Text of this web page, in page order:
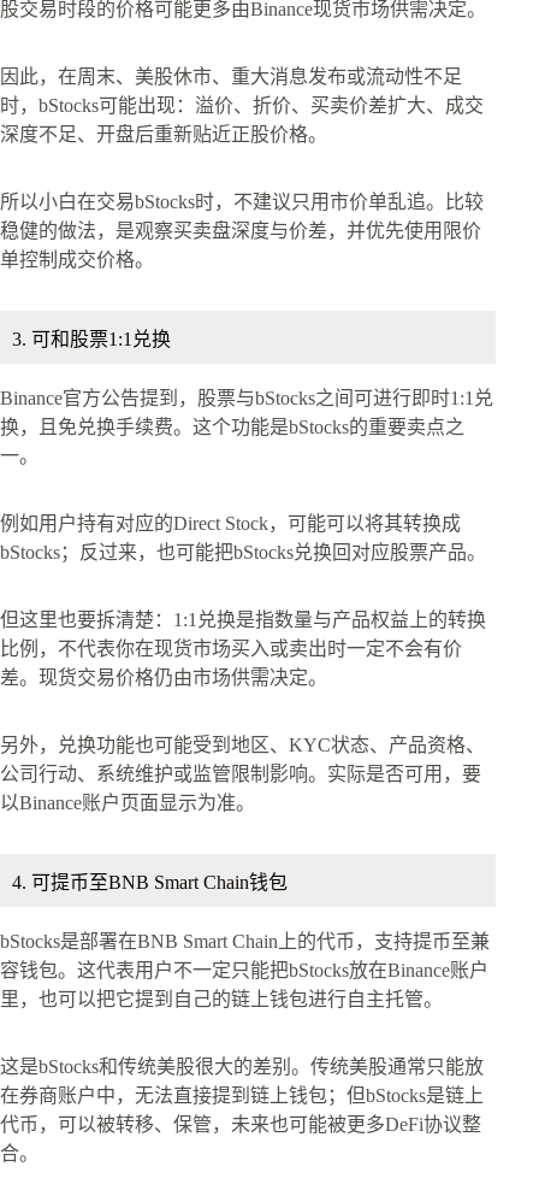
股交易时段的价格可能更多由Binance现货市场供需决定。
因此，在周末、美股休市、重大消息发布或流动性不足
时，bStocks可能出现：溢价、折价、买卖价差扩大、成交
深度不足、开盘后重新贴近正股价格。
所以小白在交易bStocks时，不建议只用市价单乱追。比较
稳健的做法，是观察买卖盘深度与价差，并优先使用限价
单控制成交价格。
3. 可和股票1:1兑换
Binance官方公告提到，股票与bStocks之间可进行即时1:1兑
换，且免兑换手续费。这个功能是bStocks的重要卖点之
一。
例如用户持有对应的Direct Stock，可能可以将其转换成
bStocks；反过来，也可能把bStocks兑换回对应股票产品。
但这里也要拆清楚：1:1兑换是指数量与产品权益上的转换
比例，不代表你在现货市场买入或卖出时一定不会有价
差。现货交易价格仍由市场供需决定。
另外，兑换功能也可能受到地区、KYC状态、产品资格、
公司行动、系统维护或监管限制影响。实际是否可用，要
以Binance账户页面显示为准。
4. 可提币至BNB Smart Chain钱包
bStocks是部署在BNB Smart Chain上的代币，支持提币至兼
容钱包。这代表用户不一定只能把bStocks放在Binance账户
里，也可以把它提到自己的链上钱包进行自主托管。
这是bStocks和传统美股很大的差别。传统美股通常只能放
在券商账户中，无法直接提到链上钱包；但bStocks是链上
代币，可以被转移、保管，未来也可能被更多DeFi协议整
合。